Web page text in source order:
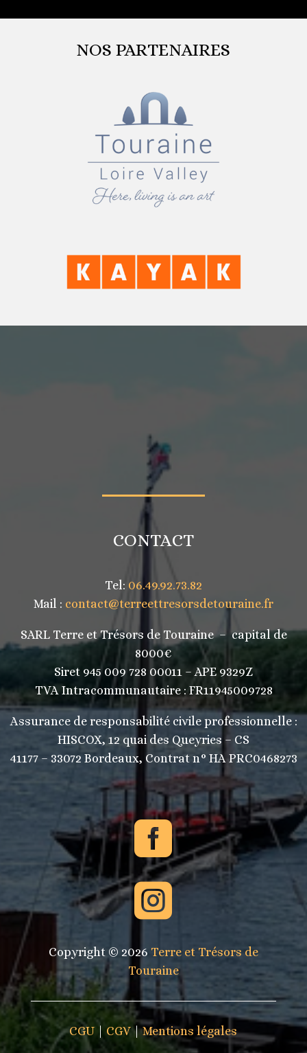
NOS PARTENAIRES
CONTACT
Tel: 06.49.92.73.82
Mail : contact@terreettresorsdetouraine.fr
SARL Terre et Trésors de Touraine – capital de
8000€
Siret 945 009 728 00011 – APE 9329Z
TVA Intracommunautaire : FR11945009728
Assurance de responsabilité civile professionnelle :
HISCOX, 12 quai des Queyries – CS
41177 – 33072 Bordeaux, Contrat n° HA PRC0468273


Copyright © 2026 Terre et Trésors de
Touraine
CGU | CGV |Mentions légales